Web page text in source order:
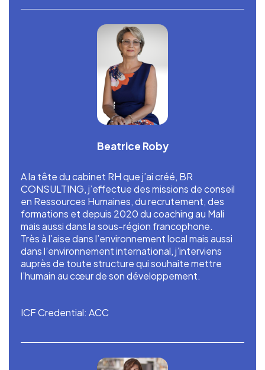
Beatrice Roby
A la tête du cabinet RH que j’ai créé, BR
CONSULTING, j’effectue des missions de conseil
en Ressources Humaines, du recrutement, des
formations et depuis 2020 du coaching au Mali
mais aussi dans la sous-région francophone.
Très à l’aise dans l’environnement local mais aussi
dans l’environnement international, j’interviens
auprès de toute structure qui souhaite mettre
l’humain au cœur de son développement.
ICF Credential: ACC